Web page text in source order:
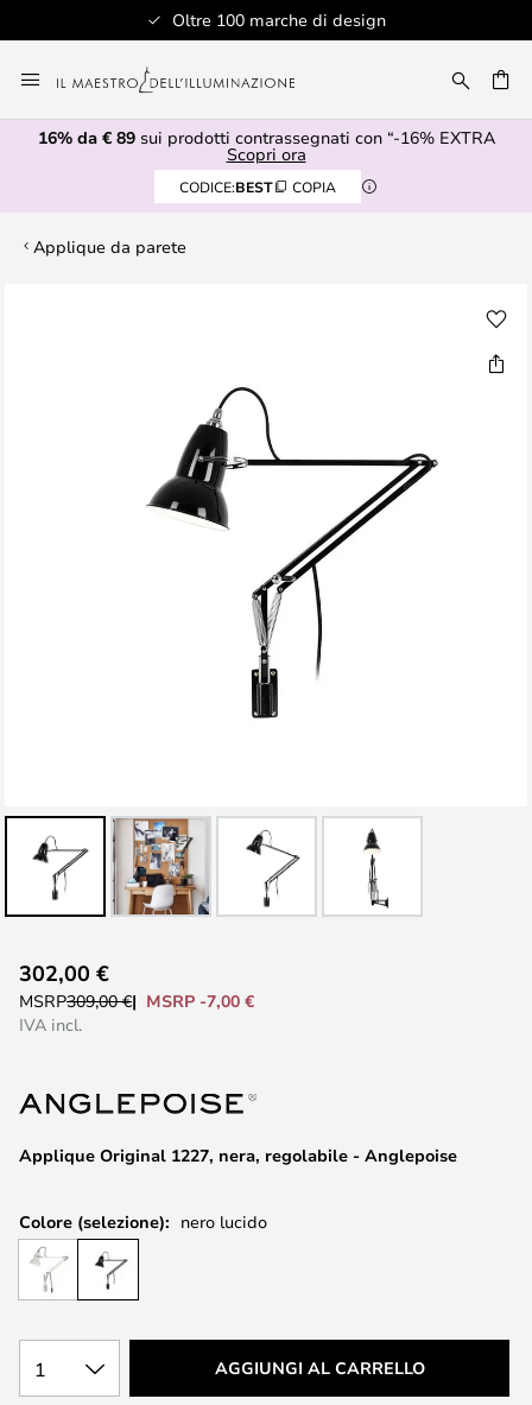
Oltre 100 marche di design
al
contenuto
16% da € 89sui prodotti contrassegnati con “-16% EXTRA
Scopri ora
CODICE:BEST COPIA
Applique da parete
all'inizio
della
immagini
Applique Original 1227, nera, regolabile - Anglepoise
302,00 €
MSRP309,00 €
MSRP -7,00 €
IVA incl.
Colore (selezione): nero lucido
1 AGGIUNGI AL CARRELLO